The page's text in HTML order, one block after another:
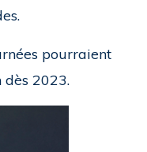
pourraient
dès 2023.